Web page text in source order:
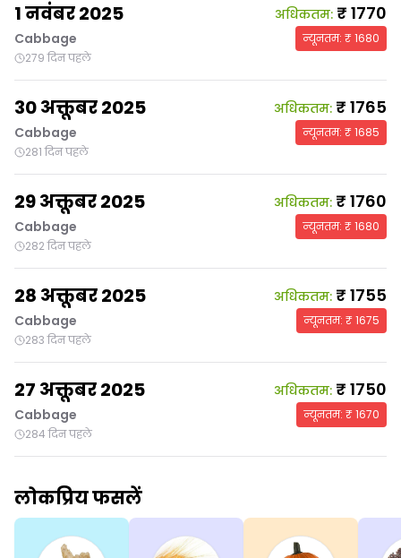
1 नवंबर 2025
Cabbage
279 दिन पहले
अधिकतम: ₹ 1770
न्यूनतम: ₹1680
30 अक्तूबर 2025
Cabbage
281 दिन पहले
अधिकतम: ₹ 1765
न्यूनतम: ₹1685
29 अक्तूबर 2025
Cabbage
282 दिन पहले
अधिकतम: ₹ 1760
न्यूनतम: ₹1680
28 अक्तूबर 2025
Cabbage
283 दिन पहले
अधिकतम: ₹ 1755
न्यूनतम: ₹1675
27 अक्तूबर 2025
Cabbage
284 दिन पहले
अधिकतम: ₹ 1750
न्यूनतम: ₹1670
लोकप्रिय फसलें